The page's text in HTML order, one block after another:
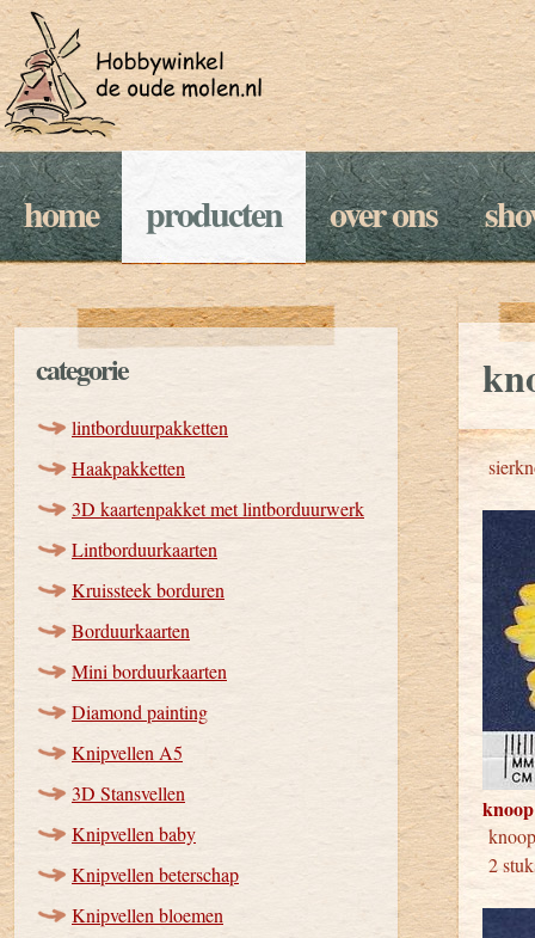
home producten over ons
categorie
lintborduurpakketten
Haakpakketten
3D kaartenpakket met lintborduurwerk
Lintborduurkaarten
Kruissteek borduren
Borduurkaarten
Mini borduurkaarten
Diamond painting
Knipvellen A5
3D Stansvellen
Knipvellen baby
Knipvellen beterschap
Knipvellen bloemen
2